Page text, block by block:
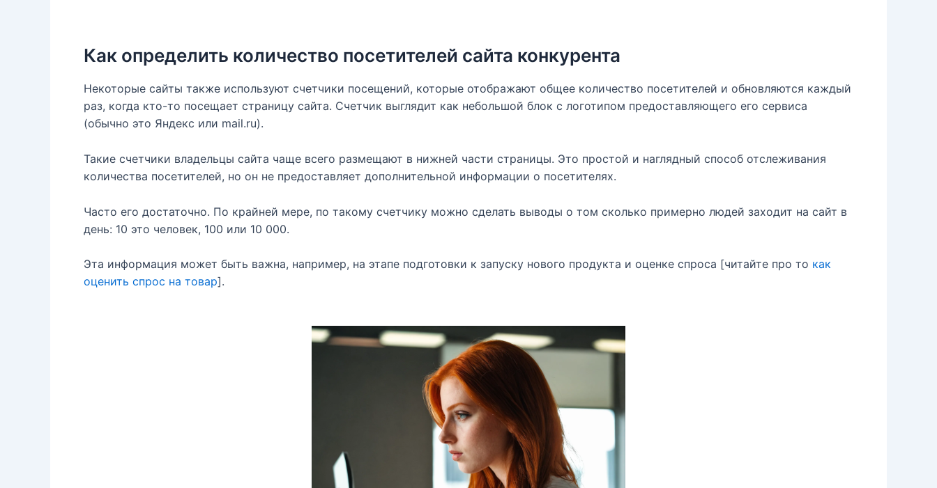
Как определить количество посетителей сайта конкурента
Некоторые сайты также используют счетчики посещений, которые отображают общее количество посетителей и обновляются каждый
раз, когда кто-то посещает страницу сайта. Счетчик выглядит как небольшой блок с логотипом предоставляющего его сервиса
(обычно это Яндекс или mail.ru).
Такие счетчики владельцы сайта чаще всего размещают в нижней части страницы. Это простой и наглядный способ отслеживания
количества посетителей, но он не предоставляет дополнительной информации о посетителях.
Часто его достаточно. По крайней мере, по такому счетчику можно сделать выводы о том сколько примерно людей заходит на сайт в
день: 10 это человек, 100 или 10 000.
Эта информация может быть важна, например, на этапе подготовки к запуску нового продукта и оценке спроса [читайте про то как
оценить спрос на товар].